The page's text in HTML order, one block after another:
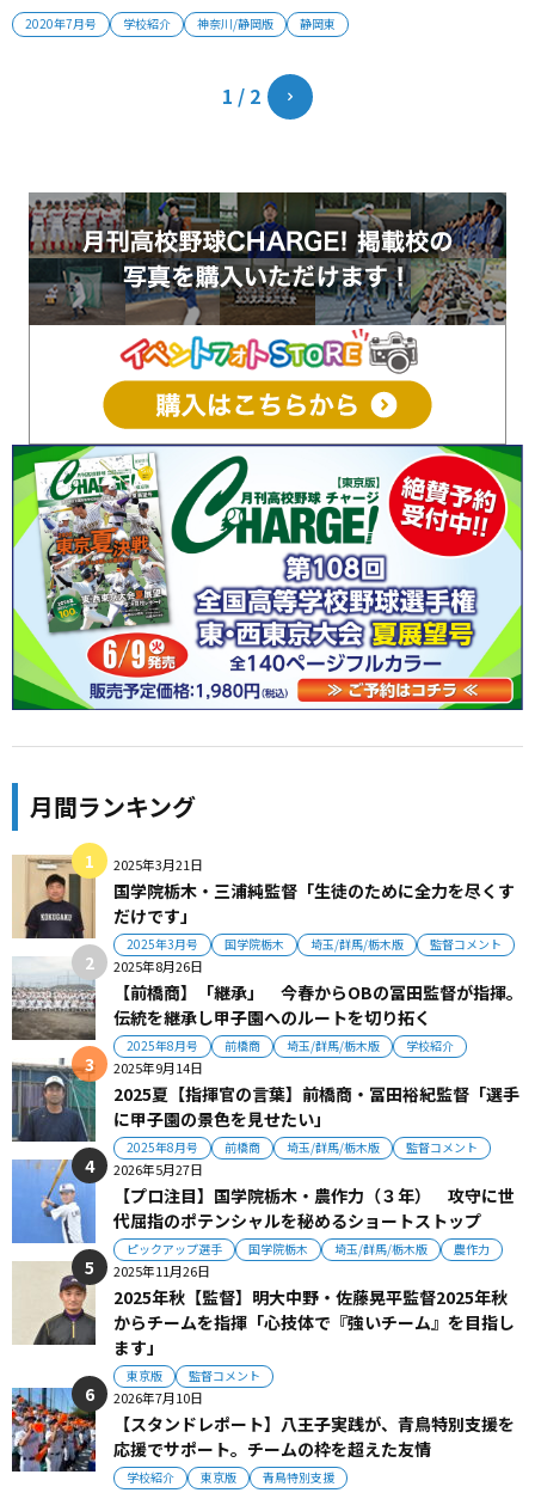
2020年7月号 学校紹介 神奈川/静岡版 静岡東
両道の進学校・静岡東。 甲子園の夢は叶わぬものとなったが代替大
会ベスト8以上を目標に「最後までやり切る」覚悟だ。 2020年7月
1 / 2
月間ランキング
2025年3月21日
国学院栃木・三浦純監督「生徒のために全力を尽くす
だけです」
2025年3月号 国学院栃木 埼玉/群馬/栃木版 監督コメント
2025年8月26日
【前橋商】「継承」 今春からOBの冨田監督が指揮。
伝統を継承し甲子園へのルートを切り拓く
2025年8月号 前橋商 埼玉/群馬/栃木版 学校紹介
2025年9月14日
2025夏【指揮官の言葉】前橋商・冨田裕紀監督「選手
に甲子園の景色を見せたい」
2025年8月号 前橋商 埼玉/群馬/栃木版 監督コメント
2026年5月27日
【プロ注目】国学院栃木・農作力（３年） 攻守に世
代屈指のポテンシャルを秘めるショートストップ
ピックアップ選手 国学院栃木 埼玉/群馬/栃木版 農作力
2025年11月26日
2025年秋【監督】明大中野・佐藤晃平監督2025年秋
からチームを指揮「心技体で『強いチーム』を目指し
ます」
東京版 監督コメント
2026年7月10日
【スタンドレポート】八王子実践が、青鳥特別支援を
応援でサポート。チームの枠を超えた友情
学校紹介 東京版 青鳥特別支援